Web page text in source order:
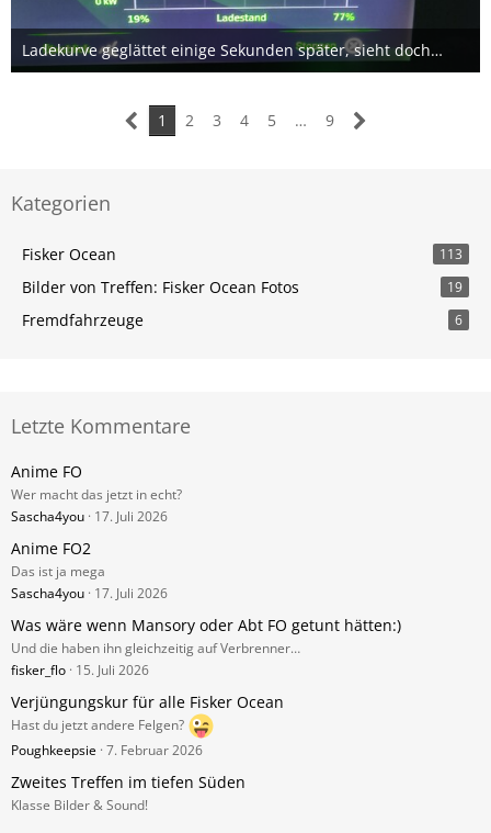
Ladekurve geglättet einige Sekunden später, sieht doch viel freundlicher aus oder?
15. Februar 2025
1 2 3 4 5 … 9
Kategorien
Fisker Ocean 113
Bilder von Treffen: Fisker Ocean Fotos 19
Fremdfahrzeuge 6
Letzte Kommentare
Anime FO
Wer macht das jetzt in echt?
Sascha4you 17. Juli 2026
Anime FO2
Das ist ja mega
Sascha4you 17. Juli 2026
Was wäre wenn Mansory oder Abt FO getunt hätten:)
Und die haben ihn gleichzeitig auf Verbrenner…
fisker_flo 15. Juli 2026
Verjüngungskur für alle Fisker Ocean
Hast du jetzt andere Felgen?
Poughkeepsie 7. Februar 2026
Zweites Treffen im tiefen Süden
Klasse Bilder & Sound!